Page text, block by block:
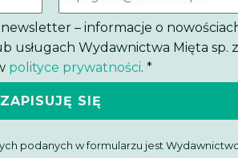
– informacje o
Wydawnictwa Mięta sp. z
polityce prywatności. *
ZAPISUJĘ SIĘ
podanych w formularzu jest